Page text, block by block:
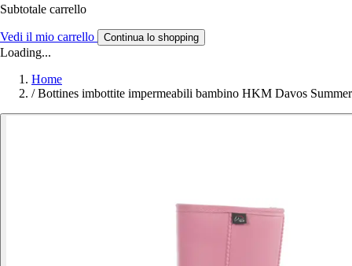
Subtotale carrello
Vedi il mio carrello Continua lo shopping
Loading...
Home
/ Bottines imbottite impermeabili bambino HKM Davos Summer